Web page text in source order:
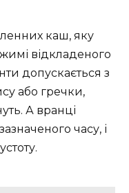
каш, яку
відкладеного
допускається з
або гречки,
А вранці
часу, і